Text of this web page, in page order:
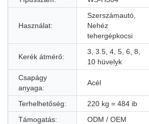
Használat:
Szerszámautó,
Nehéz
tehergépkocsi
Kerék átmérő:
3, 3.5, 4, 5, 6, 8,
10 hüvelyk
Csapágy
anyaga:
Acél
Terhelhetőség: 220 kg = 484 ib
Támogatás:
ODM / OEM